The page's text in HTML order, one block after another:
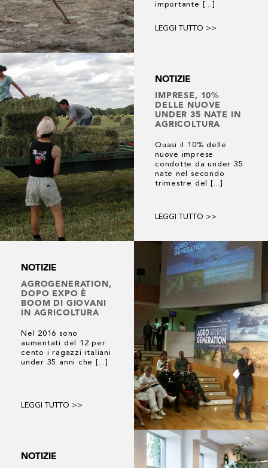
importante [...]
LEGGI TUTTO >>
NOTIZIE
IMPRESE, 10%
DELLE NUOVE
UNDER 35 NATE IN
AGRICOLTURA
Quasi il 10% delle
nuove imprese
condotte da under 35
nate nel secondo
trimestre del [...]
LEGGI TUTTO >>
NOTIZIE
AGROGENERATION,
DOPO EXPO È
BOOM DI GIOVANI
IN AGRICOLTURA
Nel 2016 sono
aumentati del 12 per
cento i ragazzi italiani
under 35 anni che [...]
LEGGI TUTTO >>
NOTIZIE